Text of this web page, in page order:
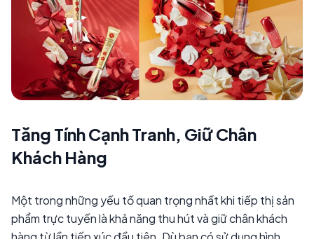
Tăng Tính Cạnh Tranh, Giữ Chân
Khách Hàng
Một trong những yếu tố quan trọng nhất khi tiếp thị sản
phẩm trực tuyến là khả năng thu hút và giữ chân khách